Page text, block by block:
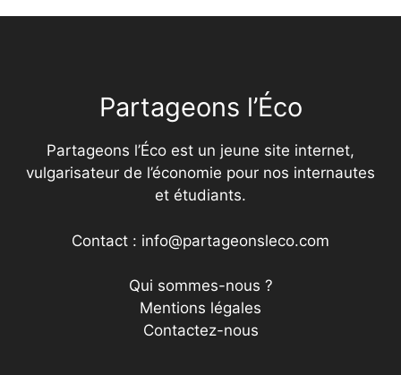
Partageons l’Éco
Partageons l’Éco est un jeune site internet,
vulgarisateur de l’économie pour nos internautes
et étudiants.
Contact : info@partageonsleco.com
Qui sommes-nous ?
Mentions légales
Contactez-nous